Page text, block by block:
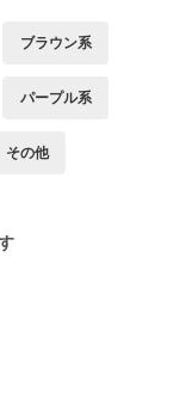
ブラウン系
パープル系
その他